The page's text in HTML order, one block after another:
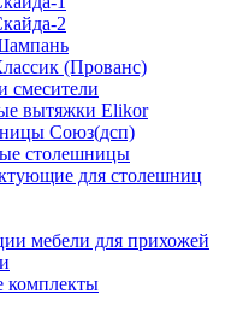
2
(Прованс)
смесители
вытяжки Elikor
Союз(дсп)
столешницы
для столешниц
мебели для прихожей
комплекты